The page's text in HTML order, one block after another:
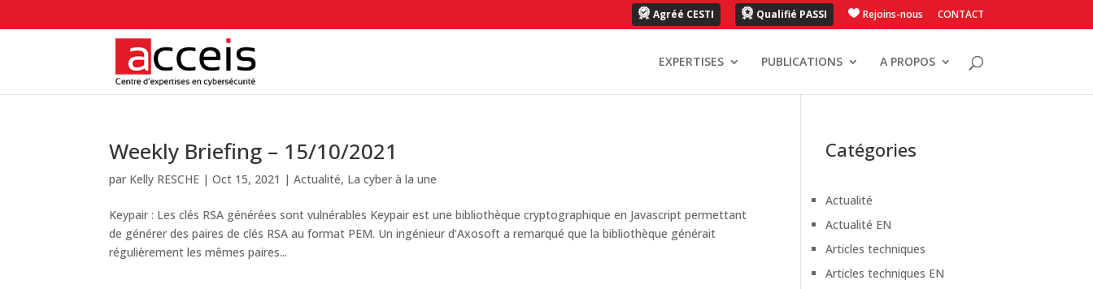
Agréé CESTI Qualifié PASSI Rejoins-nous CONTACT
EXPERTISES PUBLICATIONS A PROPOS
Weekly Briefing – 15/10/2021
par Kelly RESCHE |Oct 15, 2021 |Actualité, La cyber à la une
Keypair : Les clés RSA générées sont vulnérables Keypair est une bibliothèque cryptographique en Javascript permettant
de générer des paires de clés RSA au format PEM. Un ingénieur d’Axosoft a remarqué que la bibliothèque générait
régulièrement les mêmes paires...
Catégories
Actualité
Actualité EN
Articles techniques
Articles techniques EN